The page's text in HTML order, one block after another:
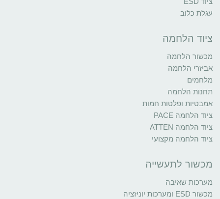
עגלת כלוב
ציוד הלחמה
מכשור הלחמה
אביזרי הלחמה
מלחמים
תחנות הלחמה
אמבטיות ופלטות חמות
ציוד הלחמה PACE
ציוד הלחמה ATTEN
ציוד הלחמה מקצועי
מכשור לתעשייה
מערכות שאיבה
מכשור ESD ומערכות יוניזציה